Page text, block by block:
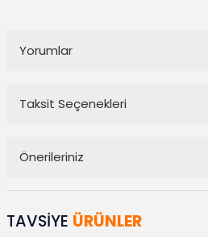
Yorumlar
Taksit Seçenekleri
Önerileriniz
konularda yetersiz gördüğünüz
tarafımıza iletebilirsiniz.
TAVSİYE ÜRÜNLER